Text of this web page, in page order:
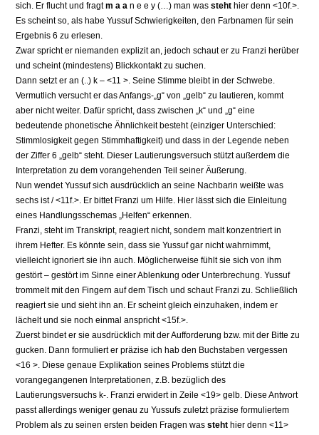
sich. Er flucht und fragtm a a n e e y (…) man wassteht hier denn <10f.>.
Es scheint so, als habe Yussuf Schwierigkeiten, den Farbnamen für sein
Ergebnis 6 zu erlesen.
Zwar spricht er niemanden explizit an, jedoch schaut er zu Franzi herüber
und scheint (mindestens) Blickkontakt zu suchen.
Dann setzt er an (..) k – <11 >. Seine Stimme bleibt in der Schwebe.
Vermutlich versucht er das Anfangs-„g“ von „gelb“ zu lautieren, kommt
aber nicht weiter. Dafür spricht, dass zwischen „k“ und „g“ eine
bedeutende phonetische Ähnlichkeit besteht (einziger Unterschied:
Stimmlosigkeit gegen Stimmhaftigkeit) und dass in der Legende neben
der Ziffer 6 „gelb“ steht. Dieser Lautierungsversuch stützt außerdem die
Interpretation zu dem vorangehenden Teil seiner Äußerung.
Nun wendet Yussuf sich ausdrücklich an seine Nachbarin weißte was
sechs ist / <11f.>. Er bittet Franzi um Hilfe. Hier lässt sich die Einleitung
eines Handlungsschemas „Helfen“ erkennen.
Franzi, steht im Transkript, reagiert nicht, sondern malt konzentriert in
ihrem Hefter. Es könnte sein, dass sie Yussuf gar nicht wahrnimmt,
vielleicht ignoriert sie ihn auch. Möglicherweise fühlt sie sich von ihm
gestört – gestört im Sinne einer Ablenkung oder Unterbrechung. Yussuf
trommelt mit den Fingern auf dem Tisch und schaut Franzi zu. Schließlich
reagiert sie und sieht ihn an. Er scheint gleich einzuhaken, indem er
lächelt und sie noch einmal anspricht <15f.>.
Zuerst bindet er sie ausdrücklich mit der Aufforderung bzw. mit der Bitte zu
gucken. Dann formuliert er präzise ich hab den Buchstaben vergessen
<16 >. Diese genaue Explikation seines Problems stützt die
vorangegangenen Interpretationen, z.B. bezüglich des
Lautierungsversuchs k-. Franzi erwidert in Zeile <19> gelb. Diese Antwort
passt allerdings weniger genau zu Yussufs zuletzt präzise formuliertem
Problem als zu seinen ersten beiden Fragen wassteht hier denn <11>